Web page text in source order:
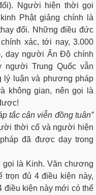
Người hiện thời gọi
Phật giảng chính là
đổi. Những điều đức
xác, tới nay, 3.000
dạy người Ấn Độ chính
người Trung Quốc vẫn
lý luận và phương pháp
không gian, nên gọi là
tắc cận viễn đồng tuân”
thời cổ và người hiện
đã được dạy trong
là Kinh. Văn chương
trọn đủ 4 điều kiện này,
điều kiện này mới có thể